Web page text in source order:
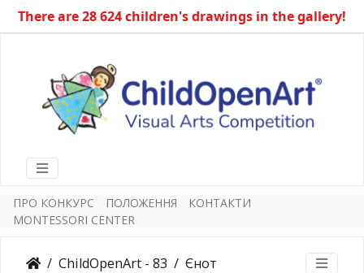
There are 28 624 children's drawings in the gallery!
ПРО КОНКУРС ПОЛОЖЕННЯ
КОНТАКТИ
MONTESSORI CENTER
ChildOpenArt - 83 Єнот